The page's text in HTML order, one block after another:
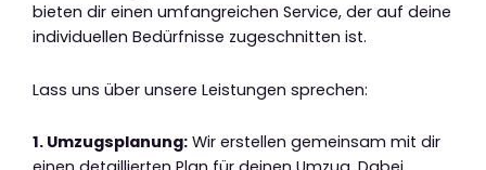
bieten dir einen umfangreichen Service, der auf deine
individuellen Bedürfnisse zugeschnitten ist.
Lass uns über unsere Leistungen sprechen:
1. Umzugsplanung: Wir erstellen gemeinsam mit dir